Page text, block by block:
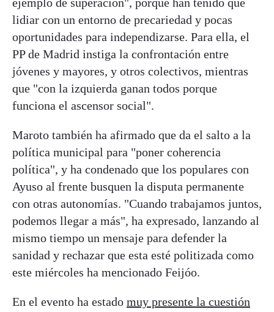
lidiar con un entorno de precariedad y pocas
oportunidades para independizarse. Para ella, el
PP de Madrid instiga la confrontación entre
jóvenes y mayores, y otros colectivos, mientras
que "con la izquierda ganan todos porque
funciona el ascensor social".
Maroto también ha afirmado que da el salto a la
política municipal para "poner coherencia
política", y ha condenado que los populares con
Ayuso al frente busquen la disputa permanente
con otras autonomías. "Cuando trabajamos juntos,
podemos llegar a más", ha expresado, lanzando al
mismo tiempo un mensaje para defender la
sanidad y rechazar que esta esté politizada como
este miércoles ha mencionado Feijóo.
En el evento ha estado muy presente la cuestión